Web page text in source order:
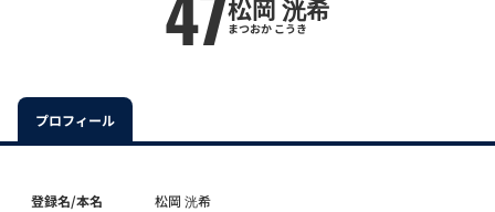
松岡 洸希
まつおか こうき
プロフィール
登録名/本名 松岡 洸希